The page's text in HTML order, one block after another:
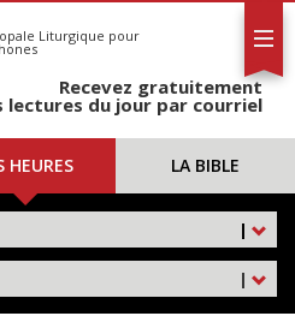
Liturgique pour
Recevez gratuitement
lectures du jour par courriel
HEURES LA BIBLE
|
|